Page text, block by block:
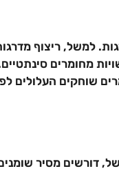
למשל, ריצוף
מחומרים
שוחקים העלולים
דורשים מסיר